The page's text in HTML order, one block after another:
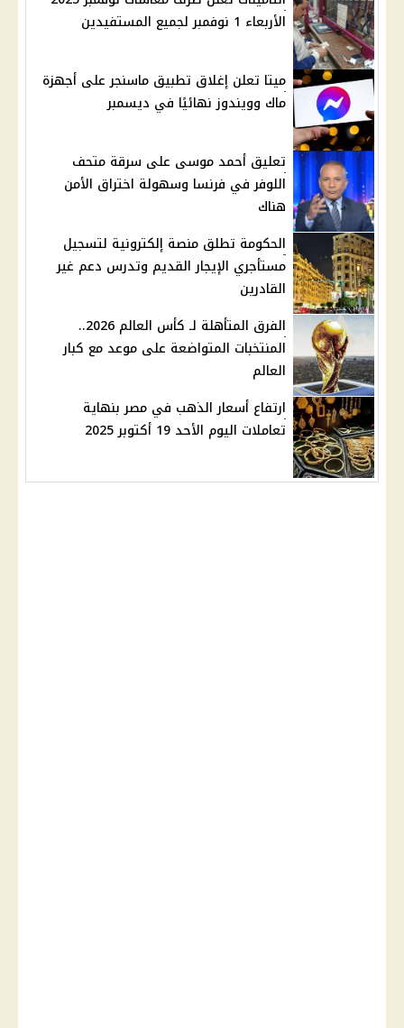
الأربعاء 1 نوفمبر لجميع المستفيدين
ميتا تعلن إغلاق تطبيق ماسنجر على أجهزة
ماك وويندوز نهائيًا في ديسمبر
تعليق أحمد موسى على سرقة متحف
اللوفر في فرنسا وسهولة اختراق الأمن
هناك
الحكومة تطلق منصة إلكترونية لتسجيل
مستأجري الإيجار القديم وتدرس دعم غير
القادرين
الفرق المتأهلة لـ كأس العالم 2026..
المنتخبات المتواضعة على موعد مع كبار
العالم
ارتفاع أسعار الذهب في مصر بنهاية
تعاملات اليوم الأحد 19 أكتوبر 2025